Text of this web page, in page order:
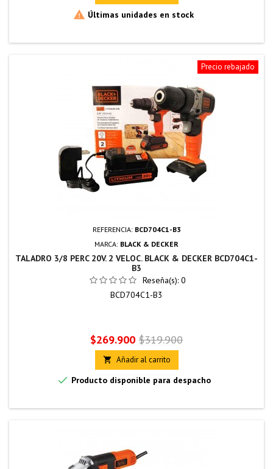
 Últimas unidades en stock
Precio rebajado
REFERENCIA: BCD704C1-B3
MARCA: BLACK & DECKER
TALADRO 3/8 PERC 20V. 2 VELOC. BLACK & DECKER BCD704C1-
B3
Reseña(s): 0
BCD704C1-B3
Precio
$269.900 Precio
base
$319.900
 Añadir al carrito
 Producto disponible para despacho